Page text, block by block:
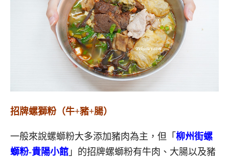
招牌螺獅粉（牛+豬+腸）
一般來說螺螄粉大多添加豬肉為主，但「 柳州街螺
螄粉-貴陽小館 」的招牌螺螄粉有牛肉、大腸以及豬